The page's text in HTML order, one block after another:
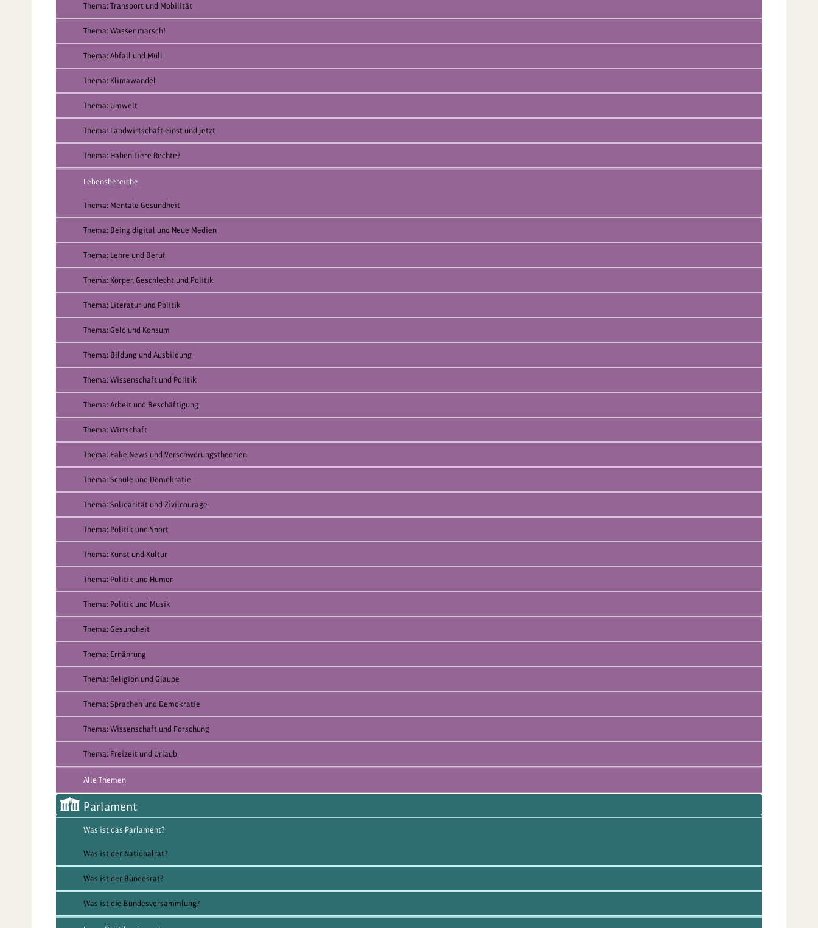
Thema: Transport und Mobilität
Thema: Wasser marsch!
Thema: Abfall und Müll
Thema: Klimawandel
Thema: Umwelt
Thema: Landwirtschaft einst und jetzt
Thema: Haben Tiere Rechte?
Lebensbereiche
Thema: Mentale Gesundheit
Thema: Being digital und Neue Medien
Thema: Lehre und Beruf
Thema: Körper, Geschlecht und Politik
Thema: Literatur und Politik
Thema: Geld und Konsum
Thema: Bildung und Ausbildung
Thema: Wissenschaft und Politik
Thema: Arbeit und Beschäftigung
Thema: Wirtschaft
Thema: Fake News und Verschwörungstheorien
Thema: Schule und Demokratie
Thema: Solidarität und Zivilcourage
Thema: Politik und Sport
Thema: Kunst und Kultur
Thema: Politik und Humor
Thema: Politik und Musik
Thema: Gesundheit
Thema: Ernährung
Thema: Religion und Glaube
Thema: Sprachen und Demokratie
Thema: Wissenschaft und Forschung
Thema: Freizeit und Urlaub
Alle Themen
Parlament
Was ist das Parlament?
Was ist der Nationalrat?
Was ist der Bundesrat?
Was ist die Bundesversammlung?